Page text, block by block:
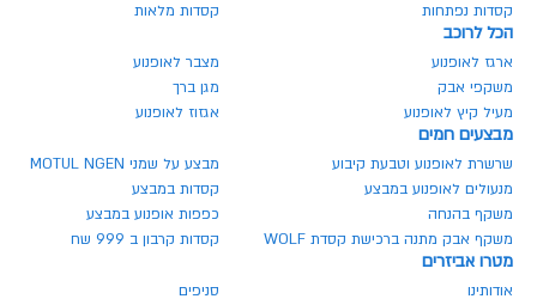
קסדות נפתחות
קסדות מלאות
הכל לרוכב
ארגז לאופנוע
מצבר לאופנוע
משקפי אבק
מגן ברך
מעיל קיץ לאופנוע
אגזוז לאופנוע
מבצעים חמים
שרשרת לאופנוע וטבעת קיבוע
מבצע על שמני MOTUL NGEN
מנעולים לאופנוע במבצע
קסדות במבצע
משקף בהנחה
כפפות אופנוע במבצע
משקף אבק מתנה ברכישת קסדת WOLF
קסדות קרבון ב 999 שח
מטרו אביזרים
אודותינו סניפים